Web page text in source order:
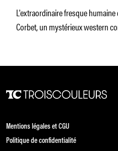
L'extraordinaire fresque
Corbet, un mystérieux western
Mentions légales et CGU
Politique de confidentialité